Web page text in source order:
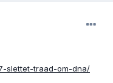
slettet-traad-om-dna/